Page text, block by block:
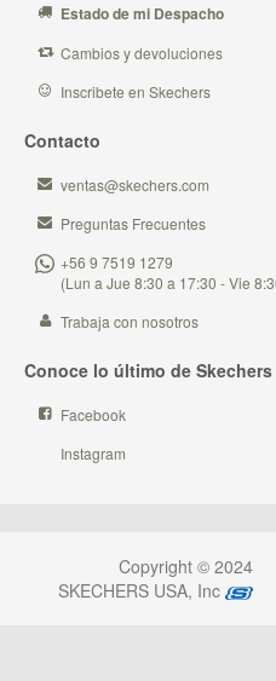
Estado de mi Despacho
Cambios y devoluciones
Inscribete en Skechers
Contacto
ventas@skechers.com
Preguntas Frecuentes
+56 9 7519 1279
(Lun a Jue 8:30 a 17:30 - Vie
Trabaja con nosotros
Conoce lo último de Skechers
Facebook
Instagram
Copyright © 2024
SKECHERS USA, Inc